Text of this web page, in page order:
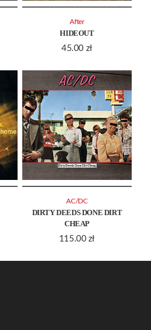
HIDEOUT
45.00 zł
After
DIRTY DEEDS DONE DIRT
CHEAP
115.00 zł
AC/DC